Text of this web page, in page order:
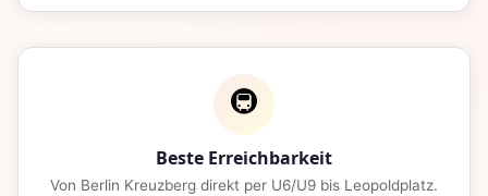
🚇
Beste Erreichbarkeit
Von Berlin Kreuzberg direkt per U6/U9 bis Leopoldplatz.